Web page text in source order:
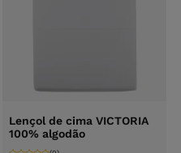
Lençol de cima VICTORIA
100% algodão